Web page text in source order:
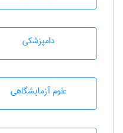
دامپزشكی
علوم آزمايشگاهی